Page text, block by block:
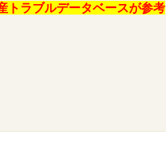
トラブルデータベースが参考